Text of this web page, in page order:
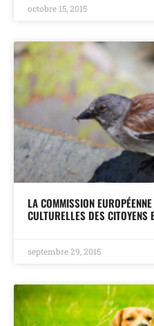
octobre 15, 2015
LA COMMISSION
CULTURELLES DES CITOYENS
septembre 29, 2015